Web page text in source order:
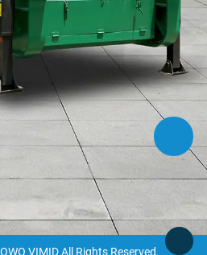
VIMID All Rights Reserved.